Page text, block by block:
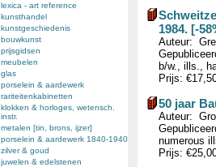
lexica - art reference
kunsthandel
kunstgeschiedenis
bouwkunst
prijsgidsen
meubelen
glas
porselein & aardewerk
rariteitenkabinetten
klokken & horloges, wetensch.
instr.
metalen [tin, brons, ijzer]
porselein & aardewerk 1840-1940
zilver & goud
juwelen & edelstenen
1984. [-
Auteur:
b/w., ills.,
Prijs:
50 jaar
Auteur:
numerous
Prijs: